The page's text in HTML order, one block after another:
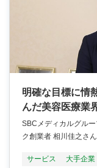
明確な目標に情
んだ美容医療業
SBCメディカルグル
ク創業者 相川佳之さん
サービス 大手企業